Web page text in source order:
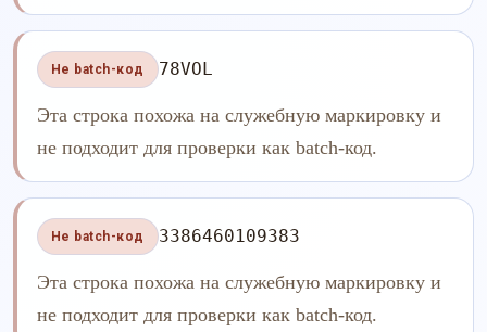
Не batch-код 78VOL
Эта строка похожа на служебную маркировку и
не подходит для проверки как batch-код.
Не batch-код 3386460109383
Эта строка похожа на служебную маркировку и
не подходит для проверки как batch-код.